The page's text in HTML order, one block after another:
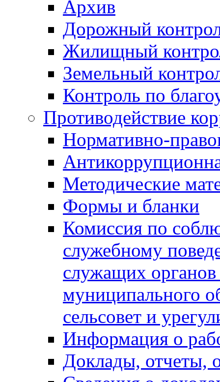
Архив
Дорожный
Жилищный
Земельный
Контроль по
Противодействие
Нормативно-
Методические
Формы и бланки
Комиссия по
служебному
служащих органов
муниципального
сельсовет и
Информация о
Доклады, отчеты,